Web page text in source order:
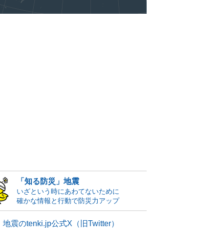
「知る防災」地震
いざという時にあわてないために
確かな情報と行動で防災力アップ
地震のtenki.jp公式X（旧Twitter）